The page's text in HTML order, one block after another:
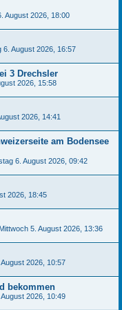
August 2026, 18:00
6. August 2026, 16:57
3 Drechsler
2026, 15:58
2026, 14:41
am Bodensee
6. August 2026, 09:42
2026, 18:45
Mittwoch 5. August 2026, 13:36
2026, 10:57
bekommen
2026, 10:49